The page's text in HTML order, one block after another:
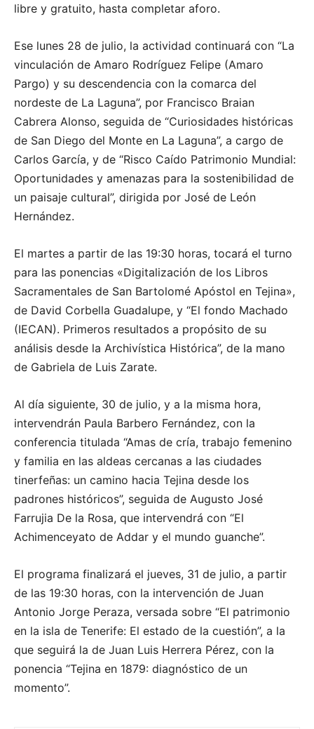
libre y gratuito, hasta completar aforo.
Ese lunes 28 de julio, la actividad continuará con “La
vinculación de Amaro Rodríguez Felipe (Amaro
Pargo) y su descendencia con la comarca del
nordeste de La Laguna”, por Francisco Braian
Cabrera Alonso, seguida de “Curiosidades históricas
de San Diego del Monte en La Laguna”, a cargo de
Carlos García, y de “Risco Caído Patrimonio Mundial:
Oportunidades y amenazas para la sostenibilidad de
un paisaje cultural”, dirigida por José de León
Hernández.
El martes a partir de las 19:30 horas, tocará el turno
para las ponencias «Digitalización de los Libros
Sacramentales de San Bartolomé Apóstol en Tejina»,
de David Corbella Guadalupe, y “El fondo Machado
(IECAN). Primeros resultados a propósito de su
análisis desde la Archivística Histórica”, de la mano
de Gabriela de Luis Zarate.
Al día siguiente, 30 de julio, y a la misma hora,
intervendrán Paula Barbero Fernández, con la
conferencia titulada “Amas de cría, trabajo femenino
y familia en las aldeas cercanas a las ciudades
tinerfeñas: un camino hacia Tejina desde los
padrones históricos”, seguida de Augusto José
Farrujia De la Rosa, que intervendrá con “El
Achimenceyato de Addar y el mundo guanche”.
El programa finalizará el jueves, 31 de julio, a partir
de las 19:30 horas, con la intervención de Juan
Antonio Jorge Peraza, versada sobre “El patrimonio
en la isla de Tenerife: El estado de la cuestión”, a la
que seguirá la de Juan Luis Herrera Pérez, con la
ponencia “Tejina en 1879: diagnóstico de un
momento”.